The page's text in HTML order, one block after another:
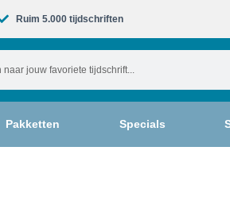
Ruim 5.000 tijdschriften​
Pakketten Specials